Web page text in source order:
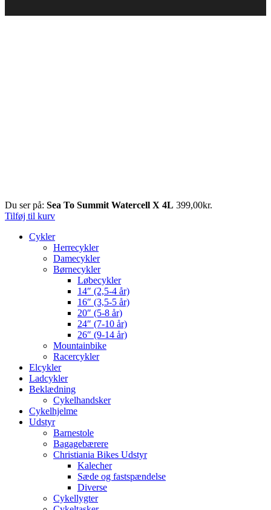
Du ser på: Sea To Summit Watercell X 4L 399,00kr.
Tilføj til kurv
Cykler
Herrecykler
Damecykler
Børnecykler
Løbecykler
14″ (2,5-4 år)
16″ (3,5-5 år)
20″ (5-8 år)
24″ (7-10 år)
26″ (9-14 år)
Mountainbike
Racercykler
Elcykler
Ladcykler
Beklædning
Cykelhandsker
Cykelhjelme
Udstyr
Barnestole
Bagagebærere
Christiania Bikes Udstyr
Kalecher
Sæde og fastspændelse
Diverse
Cykellygter